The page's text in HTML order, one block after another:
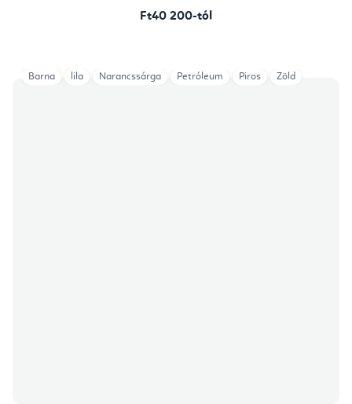
Ft40 200-tól
Barna lila Narancssárga Petróleum Piros Zöld